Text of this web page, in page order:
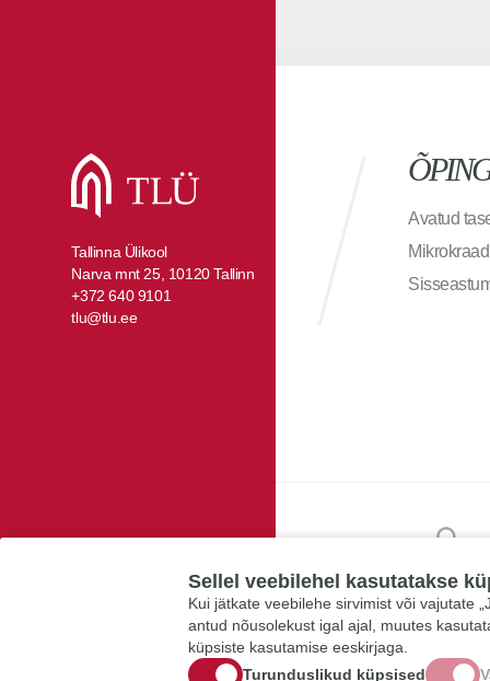
Tallinna Ülikool
Narva mnt 25, 10120 Tallinn
+372 640 9101
tlu@tlu.ee
Avatud
Sellel veebilehel kasutatakse
Kui jätkate veebilehe sirvimist või vajutate
antud nõusolekust igal ajal, muutes
küpsiste kasutamise eeskirjaga.
Turunduslikud küpsised